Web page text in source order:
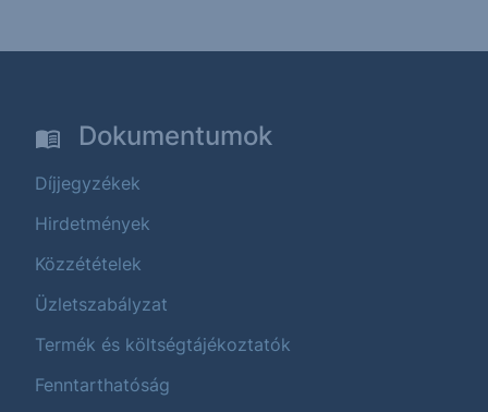
Dokumentumok
Díjjegyzékek
Hirdetmények
Közzétételek
Üzletszabályzat
Termék és költségtájékoztatók
Fenntarthatóság